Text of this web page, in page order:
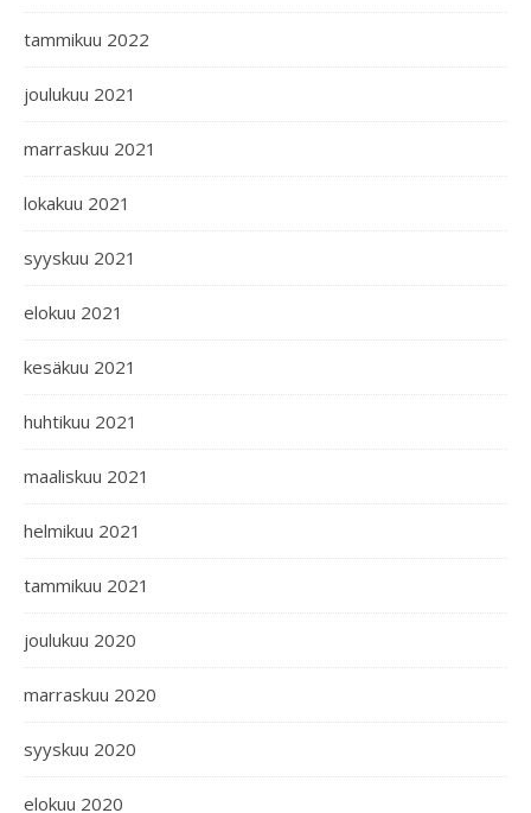
tammikuu 2022
joulukuu 2021
marraskuu 2021
lokakuu 2021
syyskuu 2021
elokuu 2021
kesäkuu 2021
huhtikuu 2021
maaliskuu 2021
helmikuu 2021
tammikuu 2021
joulukuu 2020
marraskuu 2020
syyskuu 2020
elokuu 2020